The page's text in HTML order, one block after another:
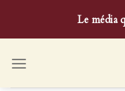
content
Le média